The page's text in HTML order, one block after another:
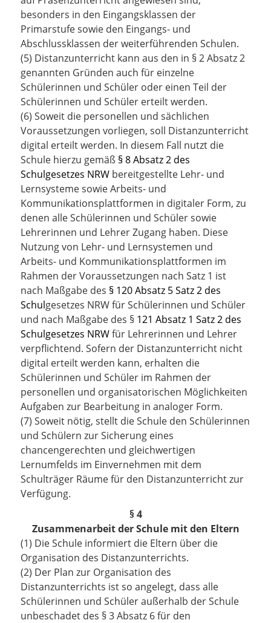
besonders in den Eingangsklassen der
Primarstufe sowie den Eingangs- und
Abschlussklassen der weiterführenden Schulen.
(5) Distanzunterricht kann aus den in § 2 Absatz 2
genannten Gründen auch für einzelne
Schülerinnen und Schüler oder einen Teil der
Schülerinnen und Schüler erteilt werden.
(6) Soweit die personellen und sächlichen
Voraussetzungen vorliegen, soll Distanzunterricht
digital erteilt werden. In diesem Fall nutzt die
Schule hierzu gemäß § 8 Absatz 2 des
Schulgesetzes NRW bereitgestellte Lehr- und
Lernsysteme sowie Arbeits- und
Kommunikationsplattformen in digitaler Form, zu
denen alle Schülerinnen und Schüler sowie
Lehrerinnen und Lehrer Zugang haben. Diese
Nutzung von Lehr- und Lernsystemen und
Arbeits- und Kommunikationsplattformen im
Rahmen der Voraussetzungen nach Satz 1 ist
nach Maßgabe des § 120 Absatz 5 Satz 2 des
Schulgesetzes NRWfür Schülerinnen und Schüler
und nach Maßgabe des § 121 Absatz 1 Satz 2 des
Schulgesetzes NRWfür Lehrerinnen und Lehrer
verpflichtend. Sofern der Distanzunterricht nicht
digital erteilt werden kann, erhalten die
Schülerinnen und Schüler im Rahmen der
personellen und organisatorischen Möglichkeiten
Aufgaben zur Bearbeitung in analoger Form.
(7) Soweit nötig, stellt die Schule den Schülerinnen
und Schülern zur Sicherung eines
chancengerechten und gleichwertigen
Lernumfelds im Einvernehmen mit dem
Schulträger Räume für den Distanzunterricht zur
Verfügung.
§ 4
Zusammenarbeit der Schule mit den Eltern
(1) Die Schule informiert die Eltern über die
Organisation des Distanzunterrichts.
(2) Der Plan zur Organisation des
Distanzunterrichts ist so angelegt, dass alle
Schülerinnen und Schüler außerhalb der Schule
unbeschadet des § 3 Absatz 6 für den